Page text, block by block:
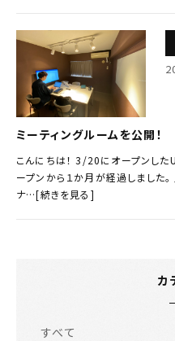
ミーティングルームを公開！
こんにちは！ 3/20にオープンし
ープンから１か月が経過しました
ナ…[続きを見る]
カ
すべて